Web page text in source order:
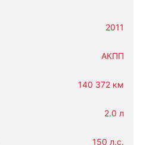
2011
АКПП
140 372 км
2.0 л
150 л.с.